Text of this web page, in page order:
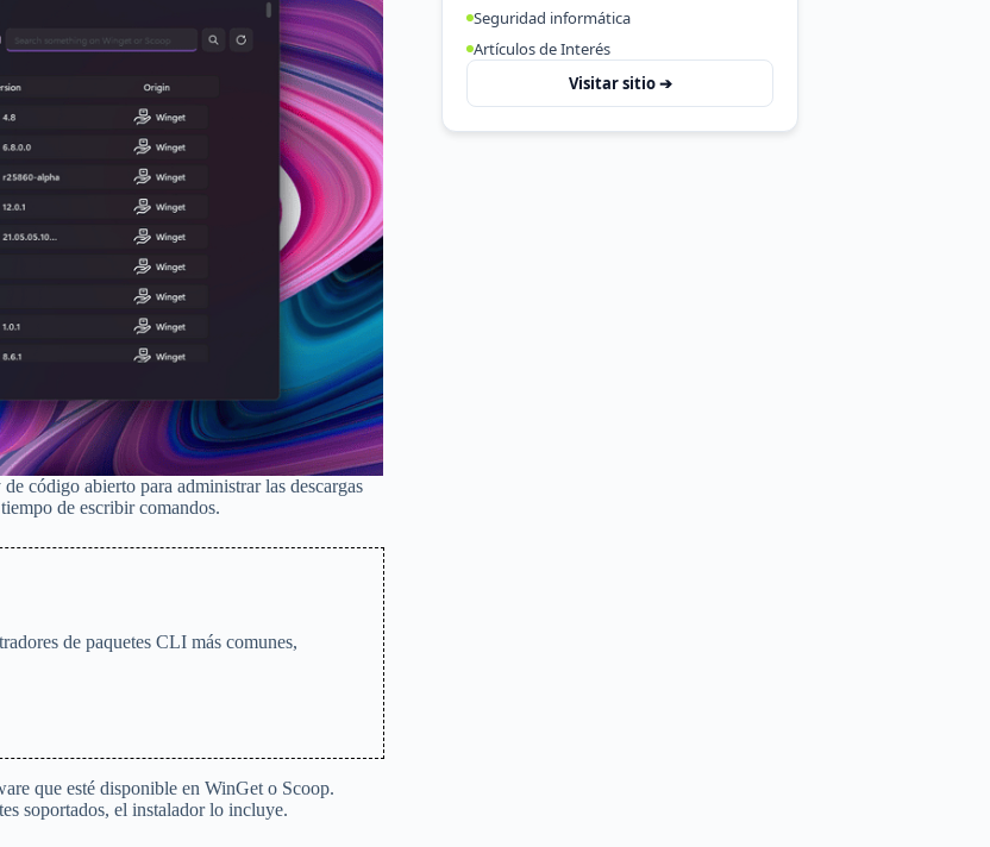
código abierto para administrar las descargas
de escribir comandos.
de paquetes CLI más comunes,
que esté disponible en WinGet o Scoop.
soportados, el instalador lo incluye.
Seguridad informática
Artículos de Interés
Visitar sitio ➔